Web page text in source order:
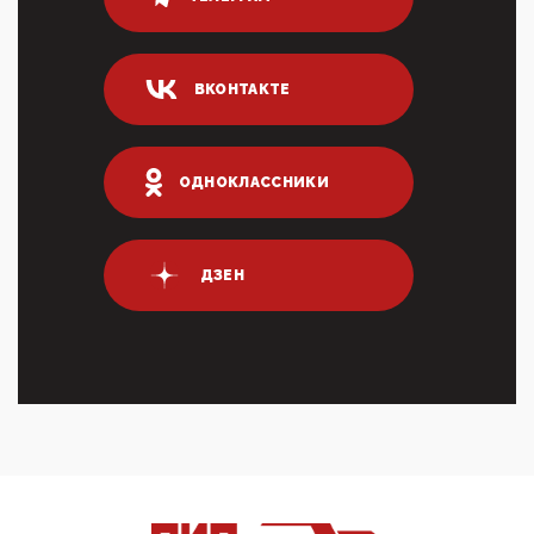
80% сирийцев в ФРГ должны вернуться на родину.
04:47, 10 Апреля 2026
ИНН для переводов по СБП это первый шаг из
логических двухЗаполнение ИНН при любых
переводах по ...
03:35, 10 Апреля 2026
Суммарное вознаграждение менеджменту в 15
крупных банках по итогам 2025 года превысило 63
03:01, 10 Апреля 2026
Террорист и убийца Буданов вальяжно сообщил,
что союзники просили Киев не наносить удары по
входМошенники активно пользуются аккаунтами на
ВКОНТАКТЕ
ОДНОКЛАССНИКИ
ДЗЕН